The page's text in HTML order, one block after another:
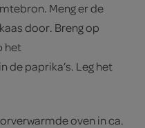
Meng er de
door. Breng op
het
de paprika’s. Leg het
oven in ca.